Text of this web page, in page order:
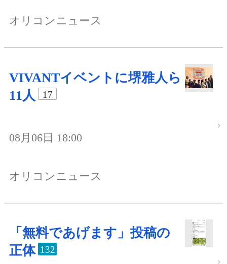
オリコンニュース
VIVANTイベントに堺雅人ら
11人
17
08月06日 18:00
オリコンニュース
「無料であげます」投稿の
正体 132